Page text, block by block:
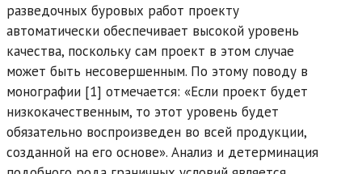
разведочных буровых работ проекту
автоматически обеспечивает высокой уровень
качества, поскольку сам проект в этом случае
может быть несовершенным. По этому поводу в
монографии [1] отмечается: «Если проект будет
низкокачественным, то этот уровень будет
обязательно воспроизведен во всей продукции,
созданной на его основе». Анализ и детерминация